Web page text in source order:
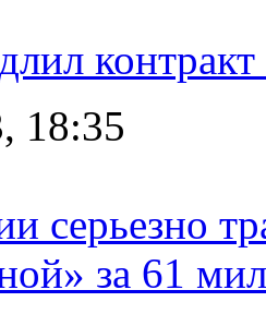
18:35
серьезно
за 61